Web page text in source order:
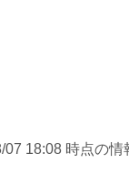
18:08 時点の情